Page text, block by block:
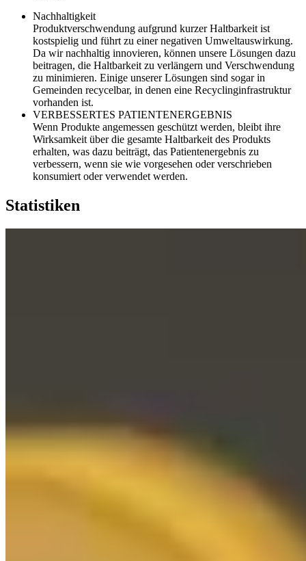
Nachhaltigkeit
Produktverschwendung aufgrund kurzer Haltbarkeit ist
kostspielig und führt zu einer negativen Umweltauswirkung.
Da wir nachhaltig innovieren, können unsere Lösungen dazu
beitragen, die Haltbarkeit zu verlängern und Verschwendung
zu minimieren. Einige unserer Lösungen sind sogar in
Gemeinden recycelbar, in denen eine Recyclinginfrastruktur
vorhanden ist.
VERBESSERTES PATIENTENERGEBNIS
Wenn Produkte angemessen geschützt werden, bleibt ihre
Wirksamkeit über die gesamte Haltbarkeit des Produkts
erhalten, was dazu beiträgt, das Patientenergebnis zu
verbessern, wenn sie wie vorgesehen oder verschrieben
konsumiert oder verwendet werden.
Statistiken